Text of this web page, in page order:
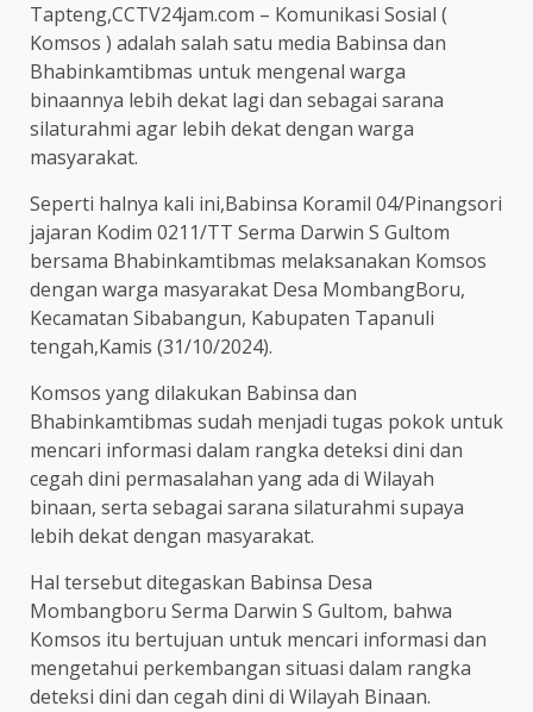
Tapteng,CCTV24jam.com – Komunikasi Sosial (
Komsos ) adalah salah satu media Babinsa dan
Bhabinkamtibmas untuk mengenal warga
binaannya lebih dekat lagi dan sebagai sarana
silaturahmi agar lebih dekat dengan warga
masyarakat.
Seperti halnya kali ini,Babinsa Koramil 04/Pinangsori
jajaran Kodim 0211/TT Serma Darwin S Gultom
bersama Bhabinkamtibmas melaksanakan Komsos
dengan warga masyarakat Desa MombangBoru,
Kecamatan Sibabangun, Kabupaten Tapanuli
tengah,Kamis (31/10/2024).
Komsos yang dilakukan Babinsa dan
Bhabinkamtibmas sudah menjadi tugas pokok untuk
mencari informasi dalam rangka deteksi dini dan
cegah dini permasalahan yang ada di Wilayah
binaan, serta sebagai sarana silaturahmi supaya
lebih dekat dengan masyarakat.
Hal tersebut ditegaskan Babinsa Desa
Mombangboru Serma Darwin S Gultom, bahwa
Komsos itu bertujuan untuk mencari informasi dan
mengetahui perkembangan situasi dalam rangka
deteksi dini dan cegah dini di Wilayah Binaan.